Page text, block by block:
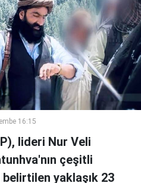
16:15
lideri Nur Veli
çeşitli
yaklaşık 23